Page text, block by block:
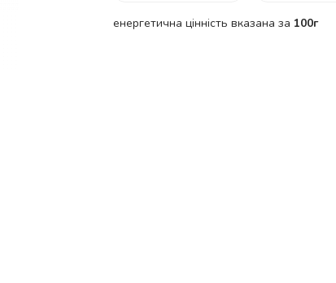
енергетична цінність вказана за 100г